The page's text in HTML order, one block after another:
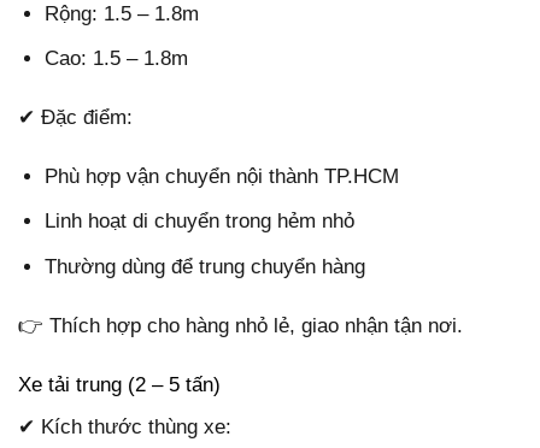
Rộng: 1.5 – 1.8m
Cao: 1.5 – 1.8m
✔ Đặc điểm:
Phù hợp vận chuyển nội thành TP.HCM
Linh hoạt di chuyển trong hẻm nhỏ
Thường dùng để trung chuyển hàng
👉 Thích hợp cho hàng nhỏ lẻ, giao nhận tận nơi.
Xe tải trung (2 – 5 tấn)
✔ Kích thước thùng xe: